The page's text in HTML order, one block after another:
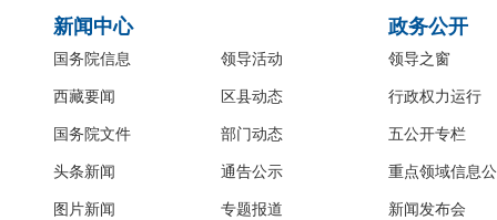
新闻中心
国务院信息
西藏要闻
国务院文件
头条新闻
图片新闻
领导活动
区县动态
部门动态
通告公示
专题报道
政务公开
领导之窗
行政权力运行
五公开专栏
重点领域信息
新闻发布会